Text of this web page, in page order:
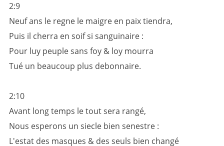
2:9
Neuf ans le regne le maigre en paix tiendra,
Puis il cherra en soif si sanguinaire :
Pour luy peuple sans foy & loy mourra
Tué un beaucoup plus debonnaire.
2:10
Avant long temps le tout sera rangé,
Nous esperons un siecle bien senestre :
L'estat des masques & des seuls bien changé